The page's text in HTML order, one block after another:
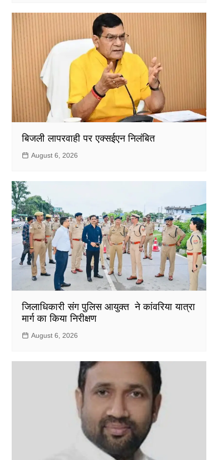
बिजली लापरवाही पर एक्सईएन निलंबित
August 6, 2026
जिलाधिकारी संग पुलिस आयुक्त ने कांवरिया यात्रा
मार्ग का किया निरीक्षण
August 6, 2026